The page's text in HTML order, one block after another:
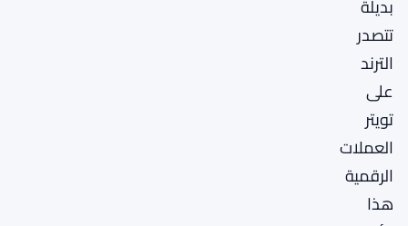
بديلة
تتصدر
الترند
على
تويتر
العملات
الرقمية
هذا